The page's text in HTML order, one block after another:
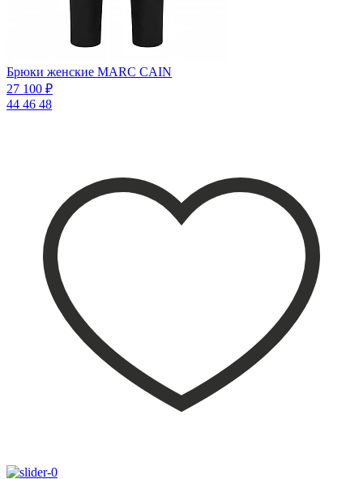
Брюки женские MARC CAIN
27 100 ₽
44 46 48